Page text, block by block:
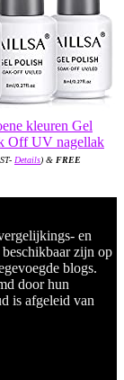
kleuren Gel
Off UV nagellak
Details) & FREE
en
zijn op
blogs.
door hun
is afgeleid van